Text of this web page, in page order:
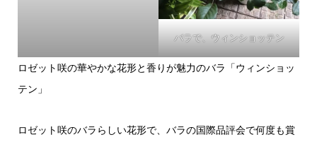
バラで、ウィンショッテン
ロゼット咲の華やかな花形と香りが魅力のバラ「ウィンショッ
テン」
ロゼット咲のバラらしい花形で、バラの国際品評会で何度も賞